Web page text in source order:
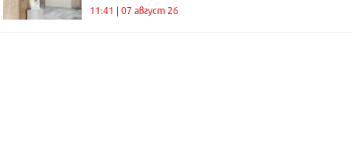
11:41 | 07 август 26